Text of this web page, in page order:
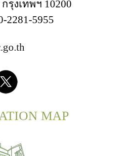
รุงเทพฯ 10200
2281-5955
MAP